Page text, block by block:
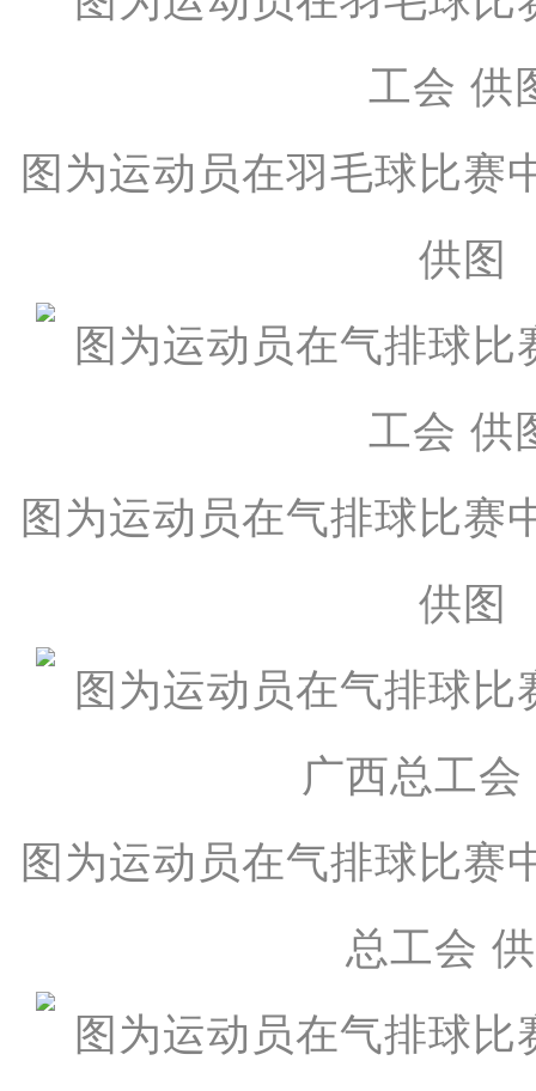
图为运动员在羽毛球比赛
供图
图为运动员在气排球比赛
供图
图为运动员在气排球比赛
总工会